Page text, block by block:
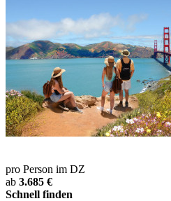
pro Person im DZ
ab 3.685 €
Schnell finden